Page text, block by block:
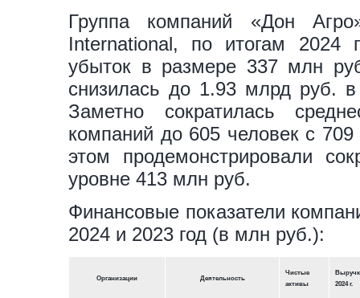
Группа компаний «Дон
International, по итогам 2024
убыток в размере 337 млн
снизилась до 1.93 млрд руб.
Заметно сократилась
компаний до 605 человек с
этом продемонстрировали
уровне 413 млн руб.
Финансовые показатели
2024 и 2023 год (в млн руб.):
Организации Деятельность
Чистые
активы
2024 г.